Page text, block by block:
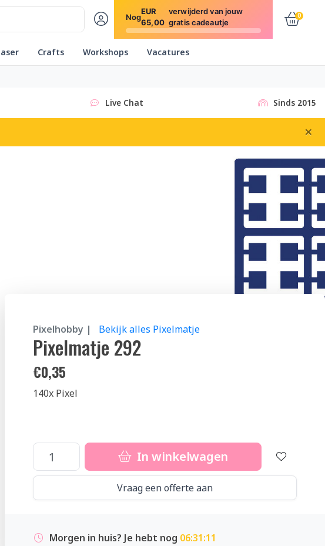
Nog
EUR
65,00
verwijderd van jouw
gratis cadeautje
0
Crafts Workshops Vacatures
Live Chat Sinds 2015
×
Pixelhobby | Bekijk alles Pixelmatje
Pixelmatje 292
€0,35
140x Pixel
In winkelwagen
Vraag een offerte aan
Morgen in huis? Je hebt nog 06:31:10